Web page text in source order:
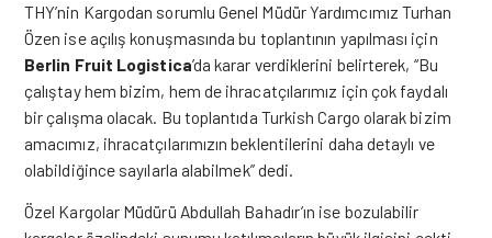
THY’nin Kargodan sorumlu Genel Müdür Yardımcımız Turhan
Özen ise açılış konuşmasında bu toplantının yapılması için
Berlin Fruit Logistica’da karar verdiklerini belirterek, “Bu
çalıştay hem bizim, hem de ihracatçılarımız için çok faydalı
bir çalışma olacak. Bu toplantıda Turkish Cargo olarak bizim
amacımız, ihracatçılarımızın beklentilerini daha detaylı ve
olabildiğince sayılarla alabilmek” dedi.
Özel Kargolar Müdürü Abdullah Bahadır’ın ise bozulabilir